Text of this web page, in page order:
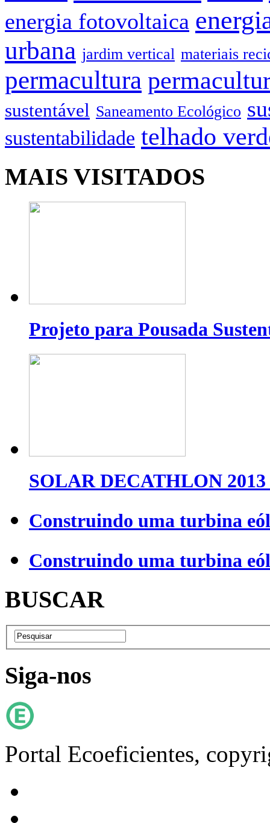
energia fotovoltaica
urbana jardim vertical materiais
permacultura
sustentável Saneamento Ecológico
sustentabilidade telhado
MAIS VISITADOS
Projeto para Pousada
SOLAR DECATHLON
Construindo uma turbina
Construindo uma turbina
BUSCAR
Siga-nos
Portal Ecoeficientes,